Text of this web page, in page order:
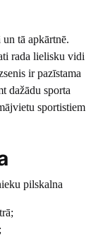
tā apkārtnē.
rada lielisku vidi
ir pazīstama
dažādu sporta
sportistiem
pilskalna